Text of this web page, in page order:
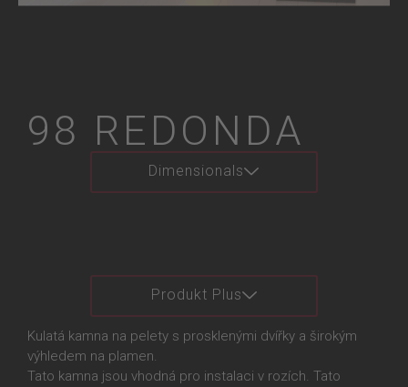
98 REDONDA
Dimensionals
Produkt Plus
Kulatá kamna na pelety s prosklenými dvířky a širokým
výhledem na plamen.
Tato kamna jsou vhodná pro instalaci v rozích. Tato